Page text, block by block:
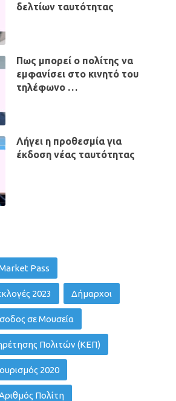
δελτίων ταυτότητας
Πως μπορεί ο πολίτης να
εμφανίσει στο κινητό του
τηλέφωνο …
Λήγει η προθεσμία για
έκδοση νέας ταυτότητας
Pass
2023 Δήμαρχοι
σε Μουσεία
Πολιτών (ΚΕΠ)
2020
Πολίτη